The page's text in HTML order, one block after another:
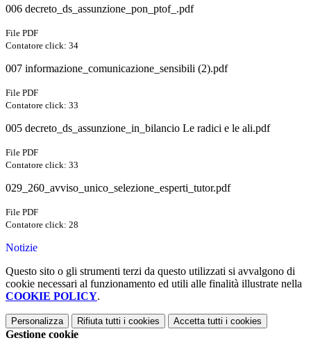
006 decreto_ds_assunzione_pon_ptof_.pdf
File PDF
Contatore click: 34
007 informazione_comunicazione_sensibili (2).pdf
File PDF
Contatore click: 33
005 decreto_ds_assunzione_in_bilancio Le radici e le ali.pdf
File PDF
Contatore click: 33
029_260_avviso_unico_selezione_esperti_tutor.pdf
File PDF
Contatore click: 28
Notizie
Questo sito o gli strumenti terzi da questo utilizzati si avvalgono di
cookie necessari al funzionamento ed utili alle finalità illustrate nella
COOKIE POLICY.
Personalizza Rifiuta tutti i cookies Accetta tutti i cookies
Gestione cookie